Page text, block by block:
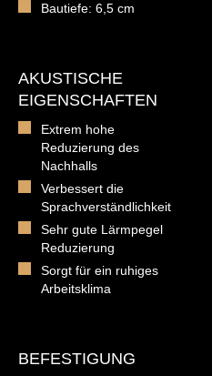
Bautiefe: 6,5 cm
AKUSTISCHE
EIGENSCHAFTEN
Extrem hohe
Reduzierung des
Nachhalls
Verbessert die
Sprachverständlichkeit
Sehr gute Lärmpegel
Reduzierung
Sorgt für ein ruhiges
Arbeitsklima
BEFESTIGUNG